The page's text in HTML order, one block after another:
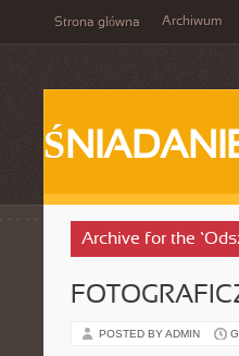
Strona główna Archiwum
Archive for the
POSTED BY ADMIN